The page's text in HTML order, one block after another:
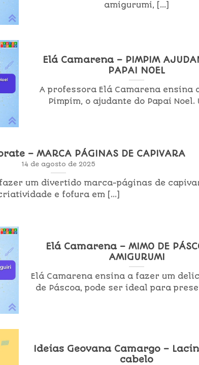
amigurumi, [...]
Elá Camarena – PIMPIM
PAPAI NOEL
A professora Elá Camarena ensina
Pimpim, o ajudante do Papai Noel.
– MARCA PÁGINAS DE CAPIVARA
14 de agosto de 2025
um divertido marca-páginas de
e fofura em [...]
Elá Camarena – MIMO DE
AMIGURUMI
Elá Camarena ensina a fazer um
de Páscoa, pode ser ideal para
Ideias Geovana Camargo –
cabelo